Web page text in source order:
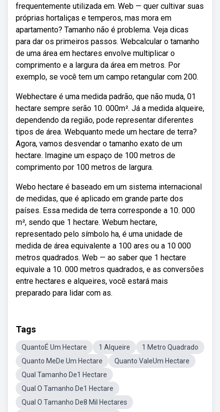
frequentemente utilizada em. Web — quer cultivar suas
próprias hortaliças e temperos, mas mora em
apartamento? Tamanho não é problema. Veja dicas
para dar os primeiros passos. Webcalcular o tamanho
de uma área em hectares envolve multiplicar o
comprimento e a largura da área em metros. Por
exemplo, se você tem um campo retangular com 200.
Webhectare é uma medida padrão, que não muda, 01
hectare sempre serão 10. 000m². Já a medida alqueire,
dependendo da região, pode representar diferentes
tipos de área. Webquanto mede um hectare de terra?
Agora, vamos desvendar o tamanho exato de um
hectare. Imagine um espaço de 100 metros de
comprimento por 100 metros de largura.
Webo hectare é baseado em um sistema internacional
de medidas, que é aplicado em grande parte dos
países. Essa medida de terra corresponde a 10. 000
m², sendo que 1 hectare. Webum hectare,
representado pelo símbolo ha, é uma unidade de
medida de área equivalente a 100 ares ou a 10 000
metros quadrados. Web — ao saber que 1 hectare
equivale a 10. 000 metros quadrados, e as conversões
entre hectares e alqueires, você estará mais
preparado para lidar com as.
Tags
QuantoÉ Um Hectare 1 Alqueire
1 Metro Quadrado
Quanto MeDe Um Hectare
Quanto ValeUm Hectare
Qual Tamanho De1 Hectare
Qual O Tamanho De1 Hectare
Qual O Tamanho De8 Mil Hectares